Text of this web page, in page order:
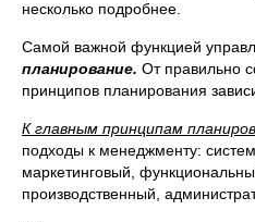
несколько подробнее.
Самой важной функцией
планирование. От правильно
принципов планирования
К главным принципам
подходы к менеджменту:
маркетинговый,
производственный,